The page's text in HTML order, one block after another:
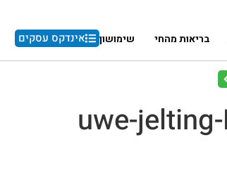
בריאות מהחי שימושון אינדקס עסקים
uwe-